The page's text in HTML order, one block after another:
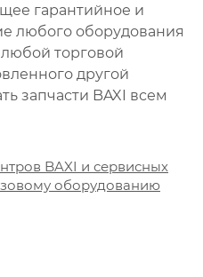
гарантийное и
любого оборудования
торговой
другой
запчасти BAXI всем
BAXI и сервисных
оборудованию